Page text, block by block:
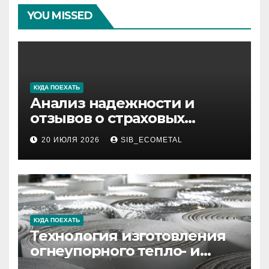
YOU MISSED
КУДА ПОЕХАТЬ
Анализ надежности и
отзывов о страховых
компаниях по итогам 2026
года
20 ИЮЛЯ 2026 SIB_ECOMETAL
КУДА ПОЕХАТЬ
Технология изготовления
огнеупорного тепло- и